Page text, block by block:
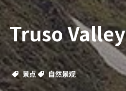
Truso Valley
景点 自然景观